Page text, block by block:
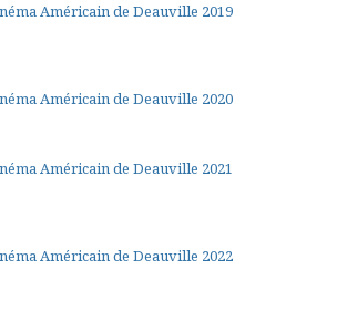
Américain de Deauville 2019
Américain de Deauville 2020
Américain de Deauville 2021
Américain de Deauville 2022